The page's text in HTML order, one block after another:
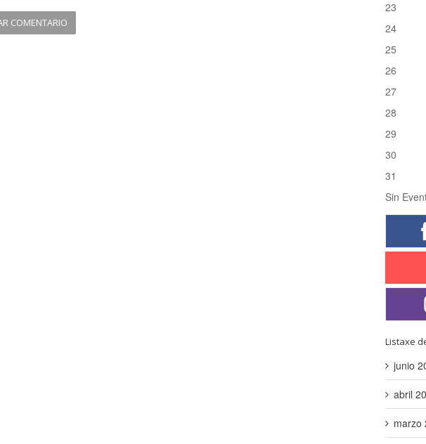
23
24
25
26
27
28
29
30
31
Sin
Listaxe
junio
abril
marzo